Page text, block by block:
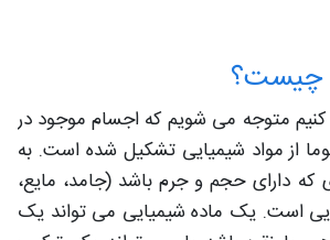
چیست؟
کنیم متوجه می شویم که اجسام موجود در
از مواد شیمیایی تشکیل شده است. به
که دارای حجم و جرم باشد (جامد، مایع،
است. یک ماده شیمیایی می تواند یک